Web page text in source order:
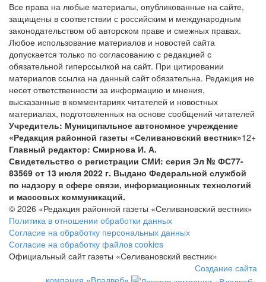
Все права на любые материалы, опубликованные на сайте,
защищены в соответствии с российским и международным
законодательством об авторском праве и смежных правах.
Любое использование материалов и новостей сайта
допускается только по согласованию с редакцией с
обязательной гиперссылкой на сайт. При цитировании
материалов ссылка на данный сайт обязательна. Редакция не
несет ответственности за информацию и мнения,
высказанные в комментариях читателей и новостных
материалах, подготовленных на основе сообщений читателей
Учредитель: Муниципальное автономное учреждение
«Редакция районной газеты «Селивановский вестник»12+
Главный редактор: Смирнова И. А.
Свидетельство о регистрации СМИ: серия Эл № ФС77-
83569 от 13 июля 2022 г. Выдано Федеральной службой
по надзору в сфере связи, информационных технологий
и массовых коммуникаций.
© 2026 «Редакция районной газеты «Селивановский вестник»
Политика в отношении обработки данных
Согласие на обработку персональных данных
Согласие на обработку файлов cookies
Официальный сайт газеты «Селивановский вестник»
Создание сайта